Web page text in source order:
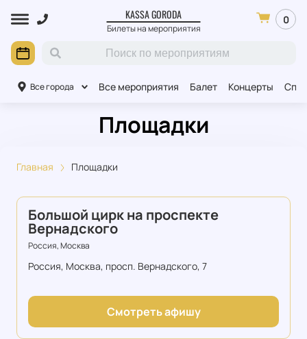
KASSA GORODA
Билеты на мероприятия
0
Все города Все мероприятия Балет Концерты
Площадки
Главная Площадки
Большой цирк на проспекте
Вернадского
Россия, Москва
Россия, Москва, просп. Вернадского, 7
Смотреть афишу